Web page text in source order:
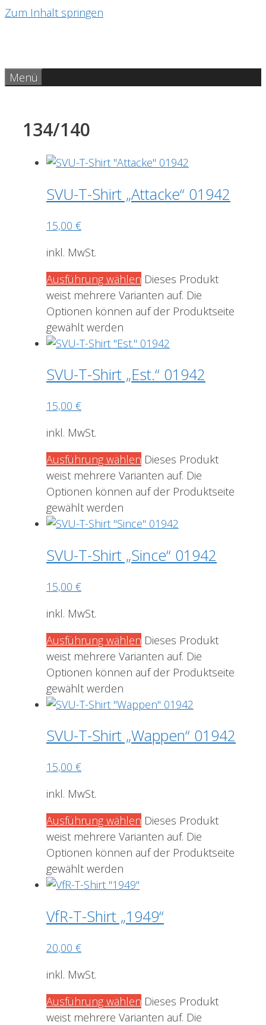
Zum Inhalt springen
Menü
134/140
SVU-T-Shirt „Attacke“ 01942
15,00 €
inkl. MwSt.
Ausführung wählen Dieses Produkt
weist mehrere Varianten auf. Die
Optionen können auf der Produktseite
gewählt werden
SVU-T-Shirt „Est.“ 01942
15,00 €
inkl. MwSt.
Ausführung wählen Dieses Produkt
weist mehrere Varianten auf. Die
Optionen können auf der Produktseite
gewählt werden
SVU-T-Shirt „Since“ 01942
15,00 €
inkl. MwSt.
Ausführung wählen Dieses Produkt
weist mehrere Varianten auf. Die
Optionen können auf der Produktseite
gewählt werden
SVU-T-Shirt „Wappen“ 01942
15,00 €
inkl. MwSt.
Ausführung wählen Dieses Produkt
weist mehrere Varianten auf. Die
Optionen können auf der Produktseite
gewählt werden
VfR-T-Shirt „1949“
20,00 €
inkl. MwSt.
Ausführung wählen Dieses Produkt
weist mehrere Varianten auf. Die